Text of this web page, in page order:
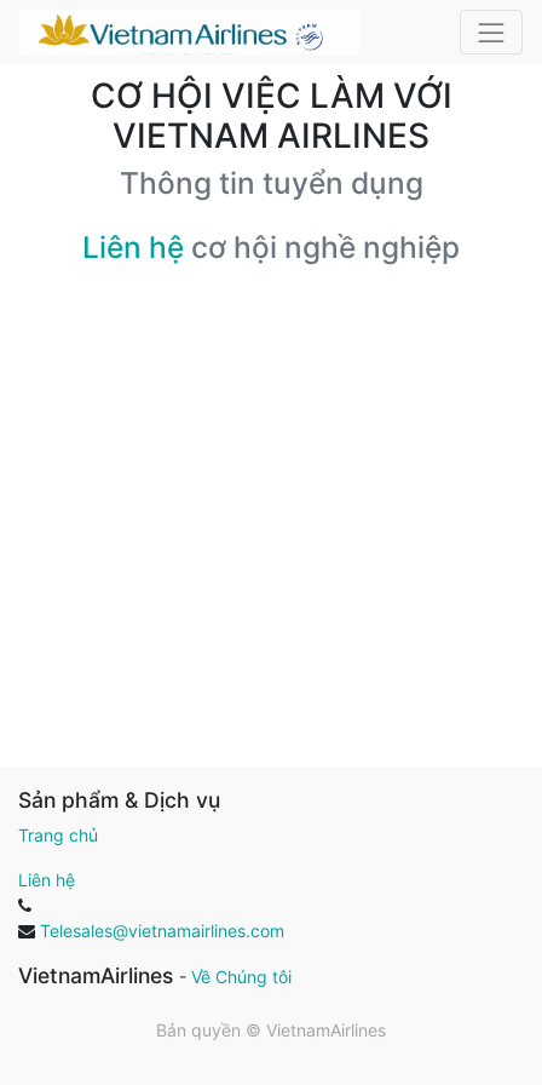
CƠ HỘI VIỆC LÀM VỚI
VIETNAM AIRLINES
Thông tin tuyển dụng
Liên hệ cơ hội nghề nghiệp
Sản phẩm & Dịch vụ
Trang chủ
Liên hệ
Telesales@vietnamairlines.com
VietnamAirlines - Về Chúng tôi
Bản quyền © VietnamAirlines